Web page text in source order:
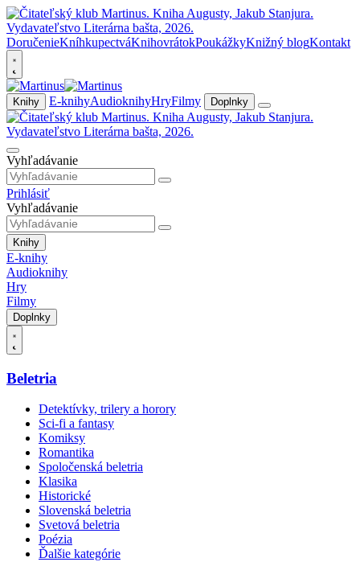
DoručenieKníhkupectváKnihovrátokPoukážkyKnižný blogKontakt
Knihy E-knihyAudioknihyHryFilmy Doplnky
Vyhľadávanie
Prihlásiť
Vyhľadávanie
Knihy
E-knihy
Audioknihy
Hry
Filmy
Doplnky
Beletria
Detektívky, trilery a horory
Sci-fi a fantasy
Komiksy
Romantika
Spoločenská beletria
Klasika
Historické
Slovenská beletria
Svetová beletria
Poézia
Ďalšie kategórie